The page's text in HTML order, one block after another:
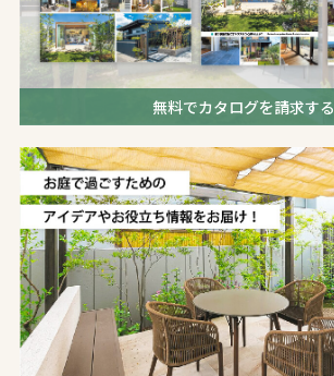
無料でカタログを請求する